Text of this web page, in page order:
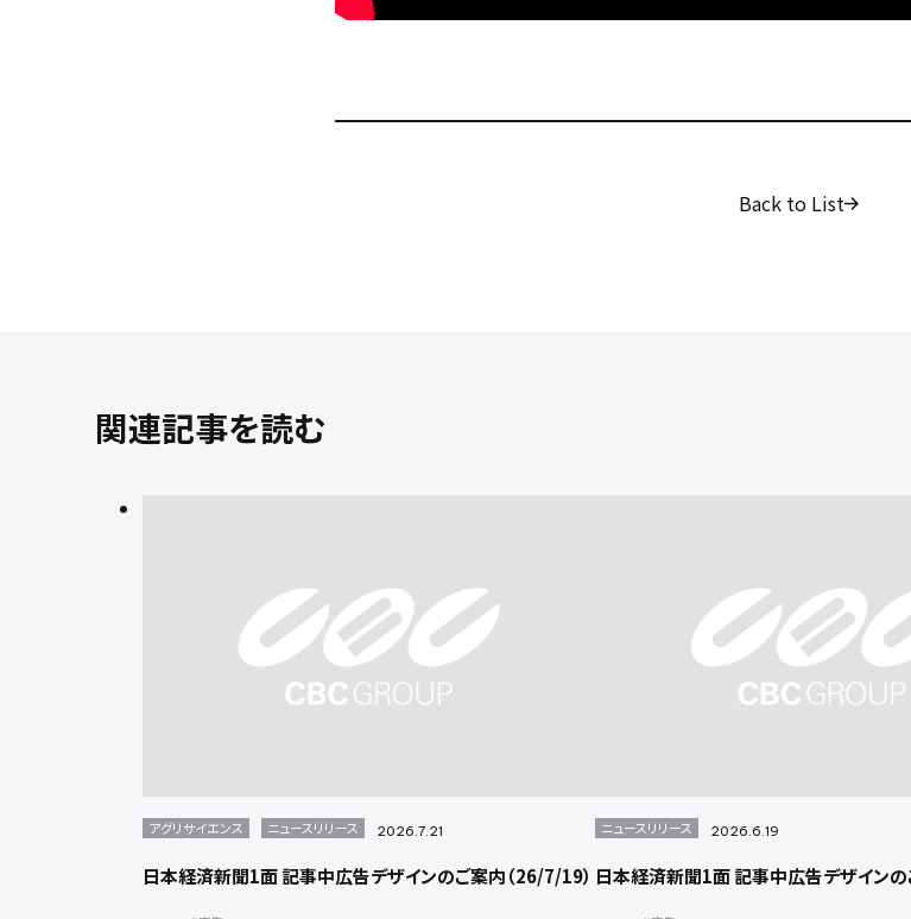
Back to List
関連記事を読む
アグリサイエンス ニュースリリース 2026.7.21
日本経済新聞1面 記事中広告デザインのご案内（26/7/19）
ニュースリリース 2026.6.19
日本経済新聞1面 記事中広告デザインの